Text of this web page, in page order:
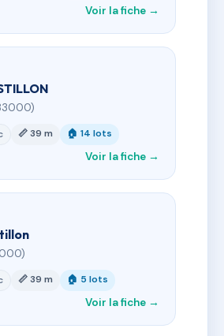
Voir la fiche →
📏 39 m 🏠 14 lots
Voir la fiche →
📏 39 m 🏠 5 lots
Voir la fiche →